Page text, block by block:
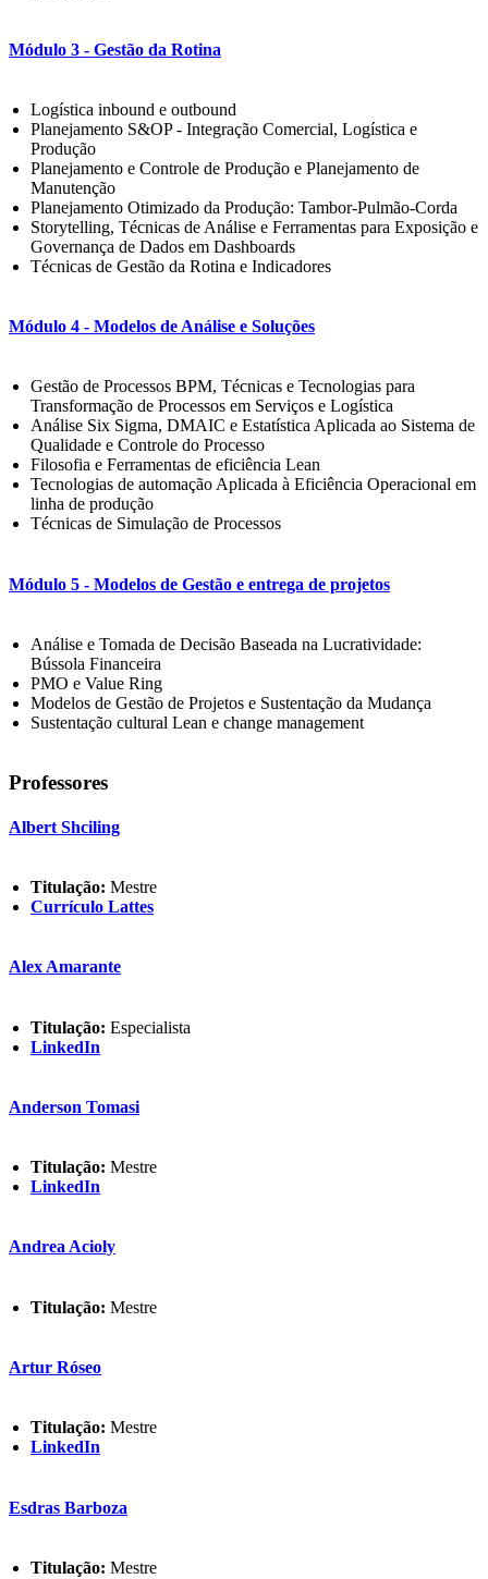
Módulo 3 - Gestão da Rotina
Logística inbound e outbound
Planejamento S&OP - Integração Comercial, Logística e
Produção
Planejamento e Controle de Produção e Planejamento de
Manutenção
Planejamento Otimizado da Produção: Tambor-Pulmão-Corda
Storytelling, Técnicas de Análise e Ferramentas para Exposição e
Governança de Dados em Dashboards
Técnicas de Gestão da Rotina e Indicadores
Módulo 4 - Modelos de Análise e Soluções
Gestão de Processos BPM, Técnicas e Tecnologias para
Transformação de Processos em Serviços e Logística
Análise Six Sigma, DMAIC e Estatística Aplicada ao Sistema de
Qualidade e Controle do Processo
Filosofia e Ferramentas de eficiência Lean
Tecnologias de automação Aplicada à Eficiência Operacional em
linha de produção
Técnicas de Simulação de Processos
Módulo 5 - Modelos de Gestão e entrega de projetos
Análise e Tomada de Decisão Baseada na Lucratividade:
Bússola Financeira
PMO e Value Ring
Modelos de Gestão de Projetos e Sustentação da Mudança
Sustentação cultural Lean e change management
Professores
Albert Shciling
Titulação: Mestre
Currículo Lattes
Alex Amarante
Titulação: Especialista
LinkedIn
Anderson Tomasi
Titulação: Mestre
LinkedIn
Andrea Acioly
Titulação: Mestre
Artur Róseo
Titulação: Mestre
LinkedIn
Esdras Barboza
Titulação: Mestre